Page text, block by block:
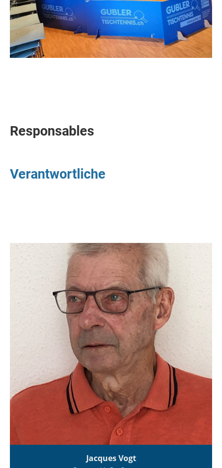
Responsables
Verantwortliche
Jacques Vogt